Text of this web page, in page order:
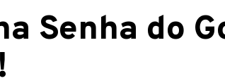
Senha do